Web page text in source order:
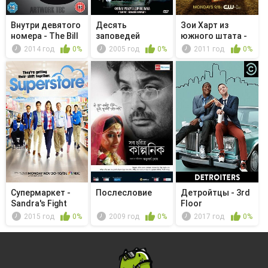
Внутри девятого
номера - The Bill
2014 год 0%
Десять
заповедей
2005 год 0%
Зои Харт из
южного штата -
Мы никогда...
2011 год 0%
Супермаркет -
Sandra's Fight
2015 год 0%
Послесловие
2009 год 0%
Детройтцы - 3rd
Floor
2017 год 0%